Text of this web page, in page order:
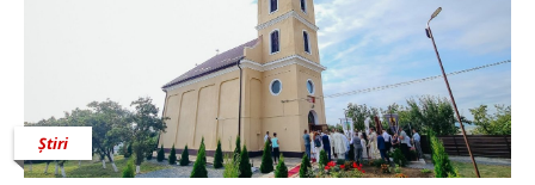
Știri